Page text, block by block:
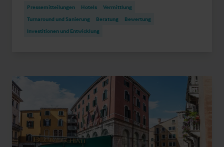
Pressemitteilungen Hotels
Vermittlung
Turnaround und Sanierung
Beratung
Bewertung
Investitionen und Entwicklung